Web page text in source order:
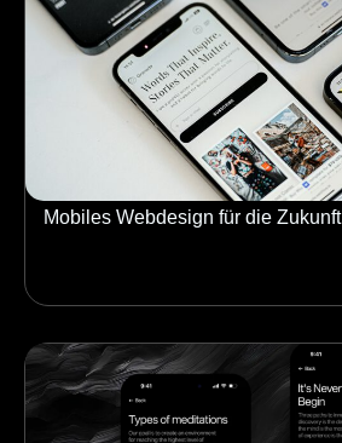
Mobiles Webdesign für die Zukunft